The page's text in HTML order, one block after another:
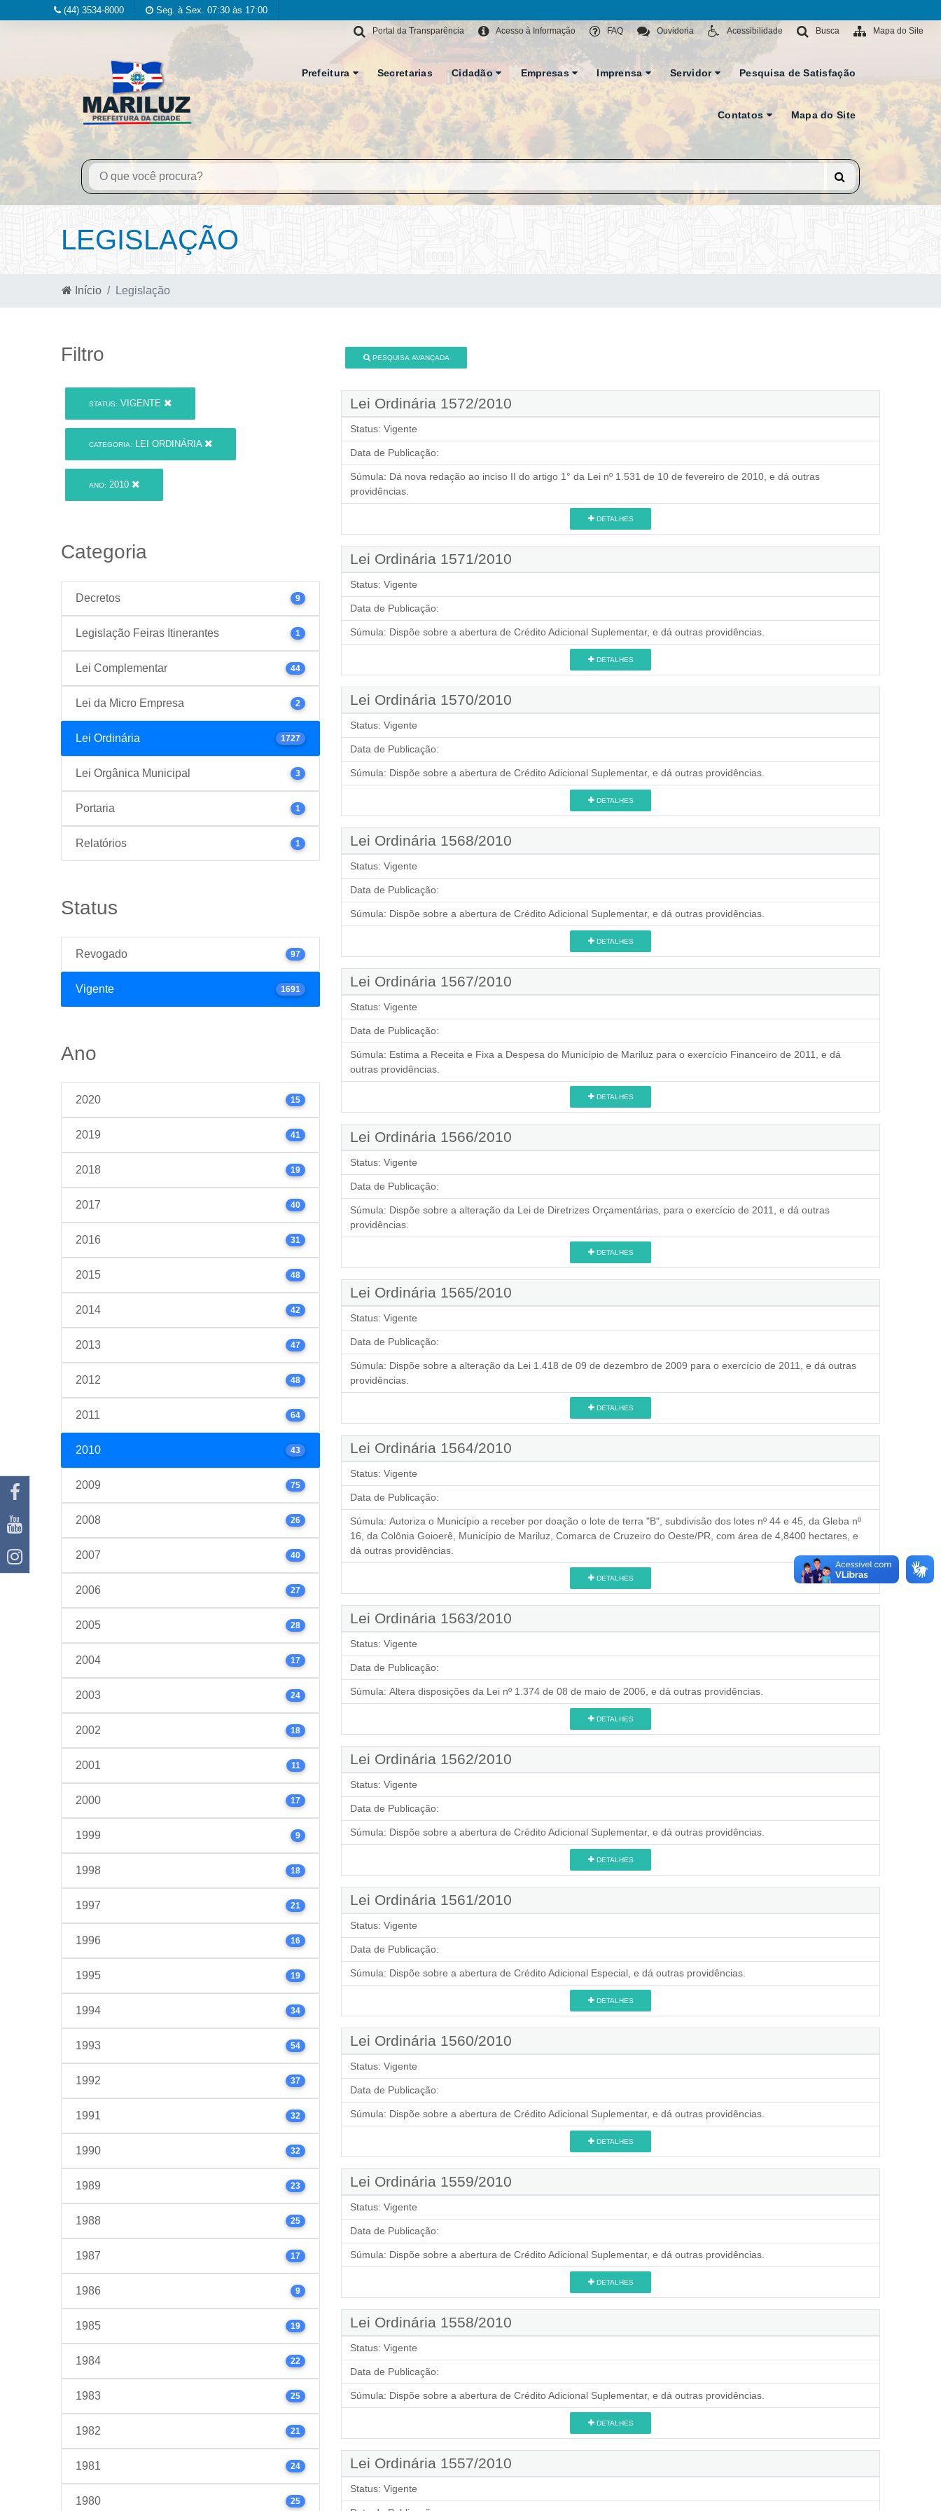
(44) 3534-8000 Seg. à Sex. 07:30 às 17:00
Mapa do Site
Busca
Acessibilidade
Ouvidoria
FAQ
Acesso à Informação
Portal da Transparência
Prefeitura Secretarias Cidadão Empresas Imprensa Servidor Pesquisa de Satisfação
Contatos Mapa do Site
LEGISLAÇÃO
Início Legislação
Filtro
STATUS: VIGENTE
CATEGORIA: LEI ORDINÁRIA
ANO: 2010
Categoria
Decretos 9
Legislação Feiras Itinerantes 1
Lei Complementar 44
Lei da Micro Empresa 2
Lei Ordinária 1727
Lei Orgânica Municipal 3
Portaria 1
Relatórios 1
Status
Revogado 97
Vigente 1691
Ano
2020 15
2019 41
2018 19
2017 40
2016 31
2015 48
2014 42
2013 47
2012 48
2011 64
2010 43
2009 75
2008 26
2007 40
2006 27
2005 28
2004 17
2003 24
2002 18
2001 11
2000 17
1999 9
1998 18
1997 21
1996 16
1995 19
1994 34
1993 54
1992 37
1991 32
1990 32
1989 23
1988 25
1987 17
1986 9
1985 19
1984 22
1983 25
1982 21
1981 24
1980 25
PESQUISA AVANÇADA
Lei Ordinária 1572/2010
Status: Vigente
Data de Publicação:
Súmula: Dá nova redação ao inciso II do artigo 1° da Lei nº 1.531 de 10 de fevereiro de 2010, e dá outras
providências.
DETALHES
Lei Ordinária 1571/2010
Status: Vigente
Data de Publicação:
Súmula: Dispõe sobre a abertura de Crédito Adicional Suplementar, e dá outras providências.
DETALHES
Lei Ordinária 1570/2010
Status: Vigente
Data de Publicação:
Súmula: Dispõe sobre a abertura de Crédito Adicional Suplementar, e dá outras providências.
DETALHES
Lei Ordinária 1568/2010
Status: Vigente
Data de Publicação:
Súmula: Dispõe sobre a abertura de Crédito Adicional Suplementar, e dá outras providências.
DETALHES
Lei Ordinária 1567/2010
Status: Vigente
Data de Publicação:
Súmula: Estima a Receita e Fixa a Despesa do Município de Mariluz para o exercício Financeiro de 2011, e dá
outras providências.
DETALHES
Lei Ordinária 1566/2010
Status: Vigente
Data de Publicação:
Súmula: Dispõe sobre a alteração da Lei de Diretrizes Orçamentárias, para o exercício de 2011, e dá outras
providências.
DETALHES
Lei Ordinária 1565/2010
Status: Vigente
Data de Publicação:
Súmula: Dispõe sobre a alteração da Lei 1.418 de 09 de dezembro de 2009 para o exercício de 2011, e dá outras
providências.
DETALHES
Lei Ordinária 1564/2010
Status: Vigente
Data de Publicação:
Súmula: Autoriza o Município a receber por doação o lote de terra "B", subdivisão dos lotes nº 44 e 45, da Gleba nº
16, da Colônia Goioerê, Município de Mariluz, Comarca de Cruzeiro do Oeste/PR, com área de 4,8400 hectares, e
dá outras providências.
DETALHES
Lei Ordinária 1563/2010
Status: Vigente
Data de Publicação:
Súmula: Altera disposições da Lei nº 1.374 de 08 de maio de 2006, e dá outras providências.
DETALHES
Lei Ordinária 1562/2010
Status: Vigente
Data de Publicação:
Súmula: Dispõe sobre a abertura de Crédito Adicional Suplementar, e dá outras providências.
DETALHES
Lei Ordinária 1561/2010
Status: Vigente
Data de Publicação:
Súmula: Dispõe sobre a abertura de Crédito Adicional Especial, e dá outras providências.
DETALHES
Lei Ordinária 1560/2010
Status: Vigente
Data de Publicação:
Súmula: Dispõe sobre a abertura de Crédito Adicional Suplementar, e dá outras providências.
DETALHES
Lei Ordinária 1559/2010
Status: Vigente
Data de Publicação:
Súmula: Dispõe sobre a abertura de Crédito Adicional Suplementar, e dá outras providências.
DETALHES
Lei Ordinária 1558/2010
Status: Vigente
Data de Publicação:
Súmula: Dispõe sobre a abertura de Crédito Adicional Suplementar, e dá outras providências.
DETALHES
Lei Ordinária 1557/2010
Status: Vigente